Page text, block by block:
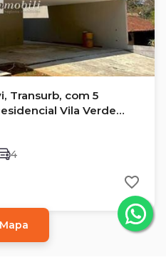
Transurb, com 5
Vila Verde
4
Mapa